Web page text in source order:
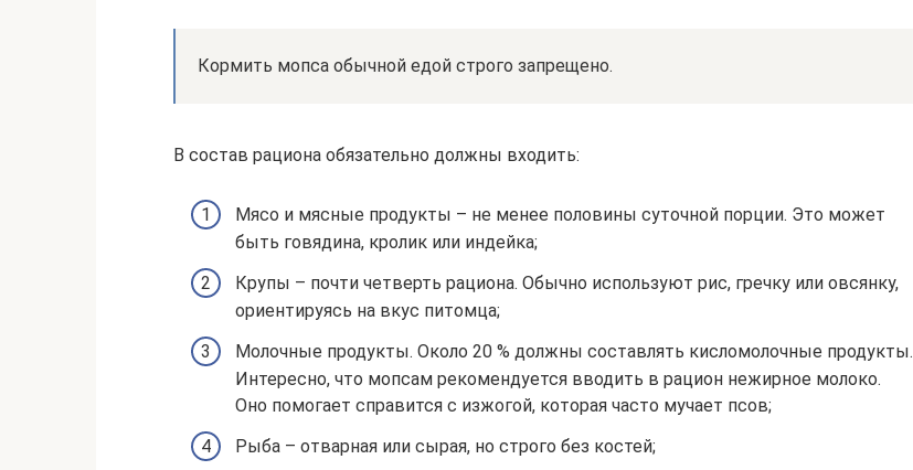
Кормить мопса обычной едой строго запрещено.
В состав рациона обязательно должны входить:
Мясо и мясные продукты – не менее половины суточной порции. Это может
быть говядина, кролик или индейка;
Крупы – почти четверть рациона. Обычно используют рис, гречку или овсянку,
ориентируясь на вкус питомца;
Молочные продукты. Около 20 % должны составлять кисломолочные продукты.
Интересно, что мопсам рекомендуется вводить в рацион нежирное молоко.
Оно помогает справится с изжогой, которая часто мучает псов;
Рыба – отварная или сырая, но строго без костей;